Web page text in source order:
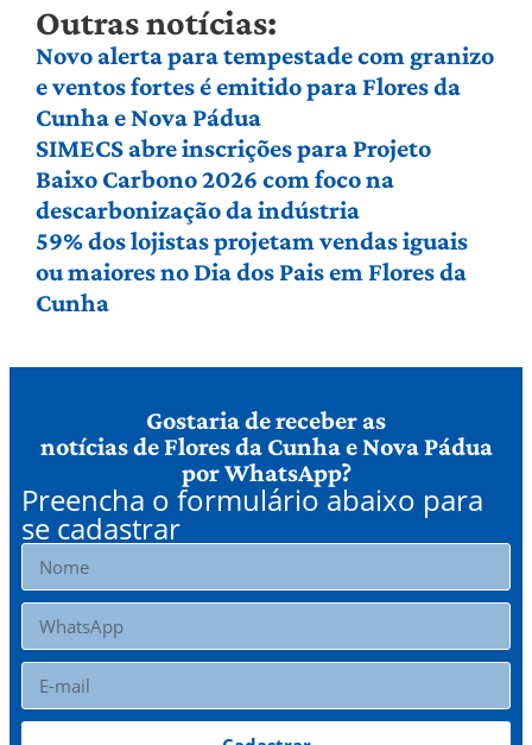
Outras notícias:
Novo alerta para tempestade com granizo
e ventos fortes é emitido para Flores da
Cunha e Nova Pádua
SIMECS abre inscrições para Projeto
Baixo Carbono 2026 com foco na
descarbonização da indústria
59% dos lojistas projetam vendas iguais
ou maiores no Dia dos Pais em Flores da
Cunha
Gostaria de receber as
notícias de Flores da Cunha e Nova Pádua
por WhatsApp?
Preencha o formulário abaixo para
se cadastrar